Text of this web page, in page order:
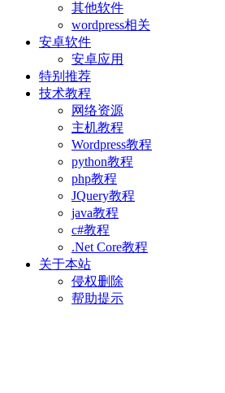
其他软件
wordpress相关
安卓软件
安卓应用
特别推荐
技术教程
网络资源
主机教程
Wordpress教程
python教程
php教程
JQuery教程
java教程
c#教程
.Net Core教程
关于本站
侵权删除
帮助提示